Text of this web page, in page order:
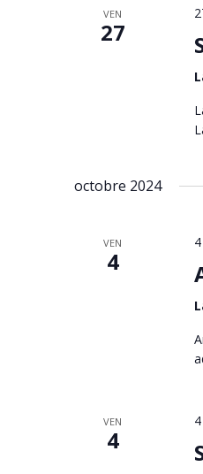
VEN
27
octobre 2024
VEN
4
VEN
4